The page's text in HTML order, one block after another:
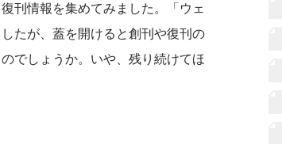
刊情報を集めてみました。「ウェ
たが、蓋を開けると創刊や復刊の
でしょうか。いや、残り続けてほ